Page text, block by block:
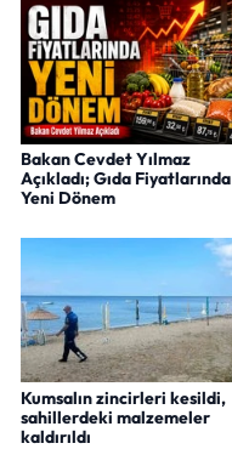
Bakan Cevdet Yılmaz
Açıkladı; Gıda Fiyatlarında
Yeni Dönem
Kumsalın zincirleri kesildi,
sahillerdeki malzemeler
kaldırıldı